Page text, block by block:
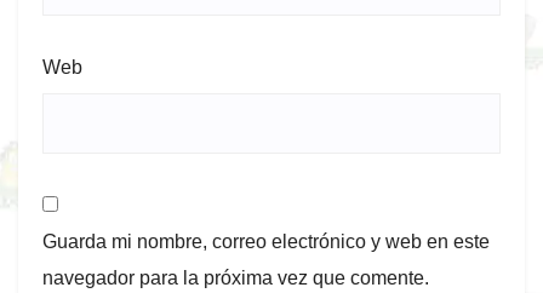
Web
Guarda mi nombre, correo electrónico y web en este
navegador para la próxima vez que comente.